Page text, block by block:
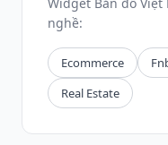
nghề:
Ecommerce
Real Estate